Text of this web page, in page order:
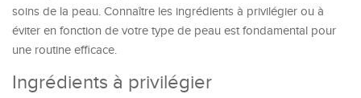
soins de la peau. Connaître les ingrédients à privilégier ou à
éviter en fonction de votre type de peau est fondamental pour
une routine efficace.
Ingrédients à privilégier